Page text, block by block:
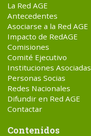
La Red AGE
Antecedentes
Asociarse a la Red AGE
Impacto de RedAGE
Comisiones
Comité Ejecutivo
Instituciones Asociadas
Personas Socias
Redes Nacionales
Difundir en Red AGE
Contactar
Contenidos